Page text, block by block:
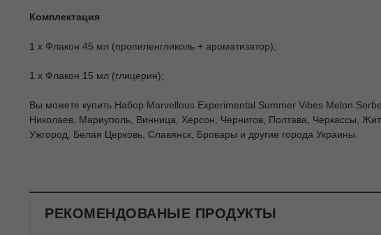
Комплектация
1 х Флакон 45 мл (пропиленгликоль + ароматизатор);
1 х Флакон 15 мл (глицерин);
Вы можете купить Набор Marvellous Experimental Summer Vibes Melon
Николаев, Мариуполь, Винница, Херсон, Чернигов, Полтава, Черкассы,
Ужгород, Белая Церковь, Славянск, Бровары и другие города Украины.
РЕКОМЕНДОВАНЫЕ ПРОДУКТЫ